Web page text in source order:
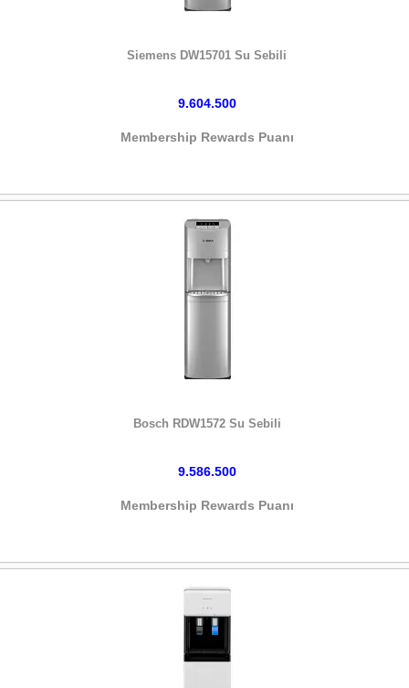
Siemens DW15701 Su Sebili
9.604.500
Membership Rewards Puanı
Bosch RDW1572 Su Sebili
9.586.500
Membership Rewards Puanı